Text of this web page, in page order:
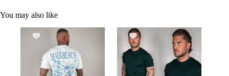
You may also like
SALE! SALE!